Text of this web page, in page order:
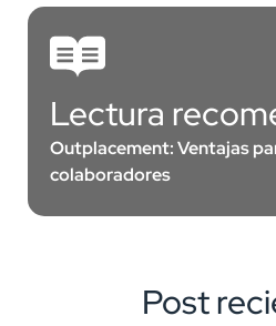
Lectura
Outplacement: Ventajas
colaboradores
Post